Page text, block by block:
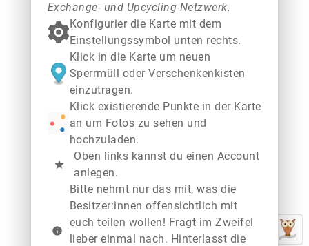
Exchange- und Upcycling-Netzwerk.
Konfigurier die Karte mit dem
Einstellungssymbol unten rechts.
Klick in die Karte um neuen
Sperrmüll oder Verschenkenkisten
einzutragen.
Klick existierende Punkte in der Karte
an um Fotos zu sehen und
hochzuladen.
star
Oben links kannst du einen Account
anlegen.
info
Bitte nehmt nur das mit, was die
Besitzer:innen offensichtlich mit
euch teilen wollen! Fragt im Zweifel
lieber einmal nach. Hinterlasst die